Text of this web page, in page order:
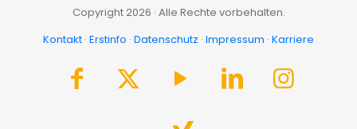
Copyright 2026 · Alle Rechte vorbehalten.
Kontakt · Erstinfo · Datenschutz · Impressum · Karriere